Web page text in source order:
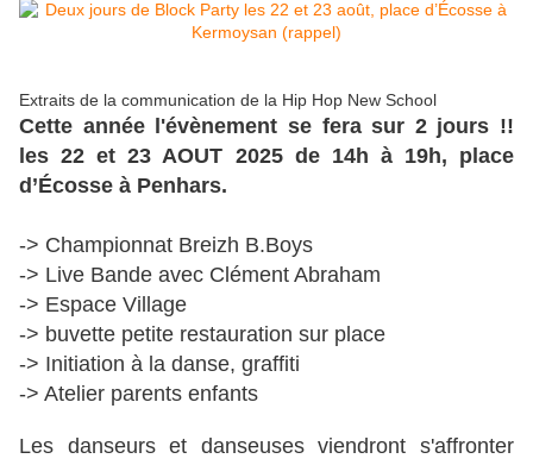
Extraits de la communication de la Hip Hop New School
Cette année l'évènement se fera sur 2 jours !!
les 22 et 23 AOUT 2025 de 14h à 19h, place
d’Écosse à Penhars.
-> Championnat Breizh B.Boys
-> Live Bande avec Clément Abraham
-> Espace Village
-> buvette petite restauration sur place
-> Initiation à la danse, graffiti
-> Atelier parents enfants
Les danseurs et danseuses viendront s'affronter